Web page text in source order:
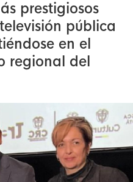
prestigiosos
pública
en el
regional del